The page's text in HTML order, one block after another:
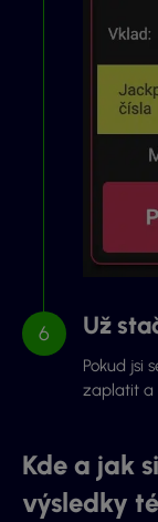
Už
Pokud jsi
zaplatit a
Kde a jak
výsledky